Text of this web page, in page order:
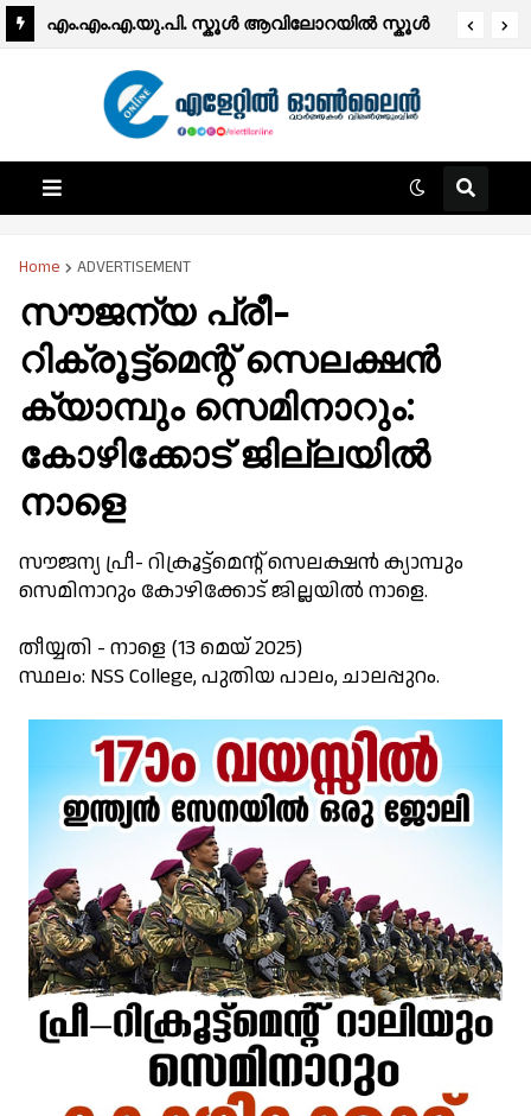
എം.എം.എ.യു.പി. സ്കൂൾ ആവിലോറയിൽ സ്കൂൾ
പൂർത്തിയായി.
Home ADVERTISEMENT
സൗജന്യ പ്രീ-
റിക്രൂട്ട്മെന്റ് സെലക്ഷൻ
ക്യാമ്പും സെമിനാറും:
കോഴിക്കോട് ജില്ലയിൽ
നാളെ
സൗജന്യ പ്രീ- റിക്രൂട്ട്മെന്റ് സെലക്ഷൻ ക്യാമ്പും
സെമിനാറും കോഴിക്കോട് ജില്ലയിൽ നാളെ.
തീയ്യതി - നാളെ (13 മെയ്‌ 2025)
സ്ഥലം: NSS College, പുതിയ പാലം, ചാലപ്പുറം.